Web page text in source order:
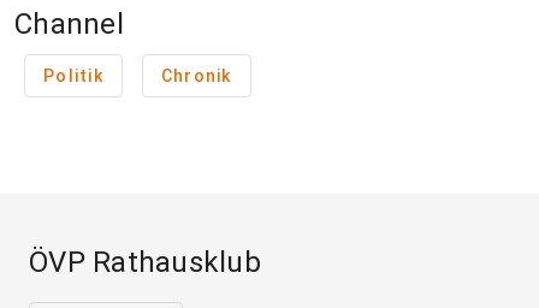
Channel
Politik Chronik
ÖVP Rathausklub